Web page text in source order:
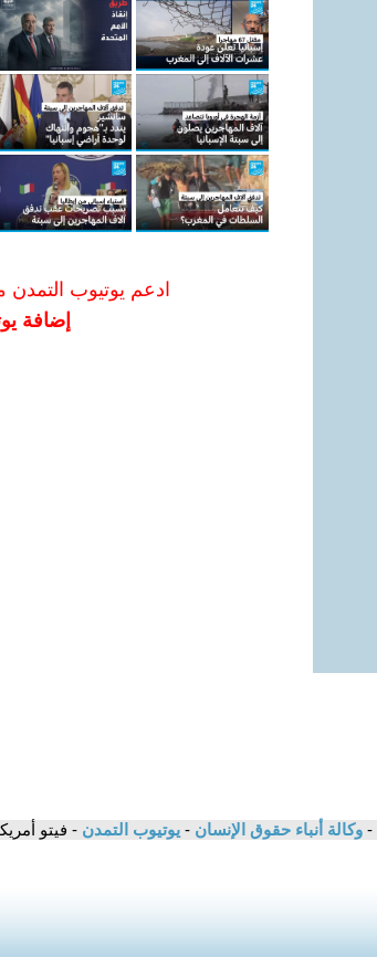
ادعم يوتيوب التمدن
إضافة
- وكالة أنباء حقوق الإنسان - يوتيوب التمدن - فيتو